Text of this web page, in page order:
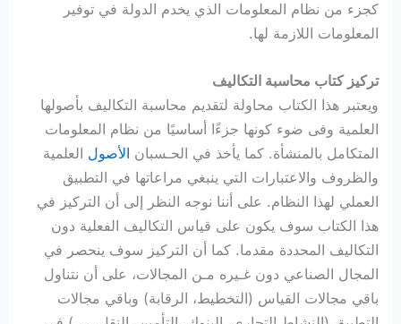
كجزء من نظام المعلومات الذي يخدم الدولة في توفير
المعلومات اللازمة لها.
تركيز كتاب محاسبة التكاليف
ويعتبر هذا الكتاب محاولة لتقديم محاسبة التكاليف بأصولها
العلمية وفى ضوء كونها جزءًا أساسيًا من نظام المعلومات
المتكامل بالمنشأة. كما يأخذ في الحـسبان الأصول العلمية
والظروف والاعتبارات التي ينبغي مراعاتها في التطبيق
العملي لهذا النظام. على أننا نوجه النظر إلى أن التركيز في
هذا الكتاب سوف يكون على قياس التكاليف الفعلية دون
التكاليف المحددة مقدما. كما أن التركيز سوف ينحصر في
المجال الصناعي دون غـيره مـن المجالات، على أن نتناول
باقي مجالات القياس (التخطيط، الرقابة) وباقي مجالات